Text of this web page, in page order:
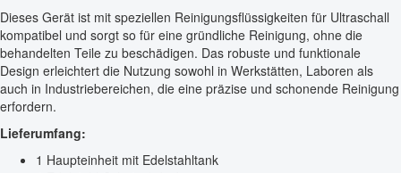
Dieses Gerät ist mit speziellen Reinigungsflüssigkeiten für Ultraschall
kompatibel und sorgt so für eine gründliche Reinigung, ohne die
behandelten Teile zu beschädigen. Das robuste und funktionale
Design erleichtert die Nutzung sowohl in Werkstätten, Laboren als
auch in Industriebereichen, die eine präzise und schonende Reinigung
erfordern.
Lieferumfang:
1 Haupteinheit mit Edelstahltank